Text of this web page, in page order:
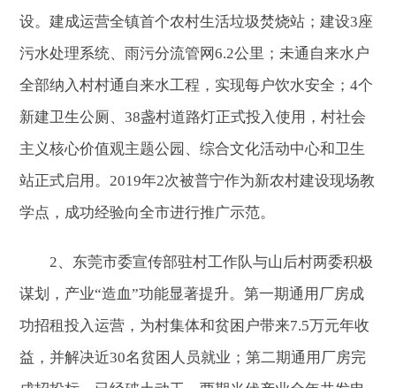
设。建成运营全镇首个农村生活垃圾焚烧站；建设3座
污水处理系统、雨污分流管网6.2公里；未通自来水户
全部纳入村村通自来水工程，实现每户饮水安全；4个
新建卫生公厕、38盏村道路灯正式投入使用，村社会
主义核心价值观主题公园、综合文化活动中心和卫生
站正式启用。2019年2次被普宁作为新农村建设现场教
学点，成功经验向全市进行推广示范。
2、东莞市委宣传部驻村工作队与山后村两委积极
谋划，产业“造血”功能显著提升。第一期通用厂房成
功招租投入运营，为村集体和贫困户带来7.5万元年收
益，并解决近30名贫困人员就业；第二期通用厂房完